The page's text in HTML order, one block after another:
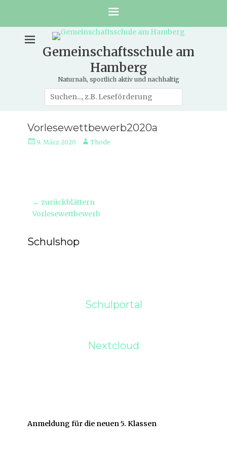
Gemeinschaftsschule am
Hamberg
Naturnah, sportlich aktiv und nachhaltig
Suche
nach:
Vorlesewettbewerb2020a
Veröffentlicht
9. März 2020 AutorThode
Beitragsnavigation
← zurückblättern
Vorheriger
Vorlesewettbewerb
Schulshop
Schulportal
Nextcloud
Anmeldung für die neuen 5. Klassen